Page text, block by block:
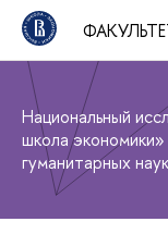
Национальный
школа экономики»
гуманитарных наук